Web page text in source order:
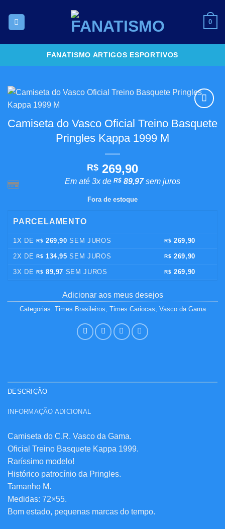
content
0
FANATISMO ARTIGOS ESPORTIVOS
Adicionar
aos
Camiseta do Vasco Oficial Treino Basquete
Pringles Kappa 1999 M
R$ 269,90
Em até 3x de R$ 89,97sem juros
Fora de estoque
PARCELAMENTO
1X DE R$ 269,90 SEM JUROS R$ 269,90
2X DE R$ 134,95 SEM JUROS R$ 269,90
3X DE R$ 89,97 SEM JUROS R$ 269,90
Adicionar aos meus desejos
Categorias: Times Brasileiros Times Cariocas Vasco da Gama
DESCRIÇÃO
INFORMAÇÃO ADICIONAL
Camiseta do C.R. Vasco da Gama.
Oficial Treino Basquete Kappa 1999.
Raríssimo modelo!
Histórico patrocínio da Pringles.
Tamanho M.
Medidas: 72×55.
Bom estado, pequenas marcas do tempo.